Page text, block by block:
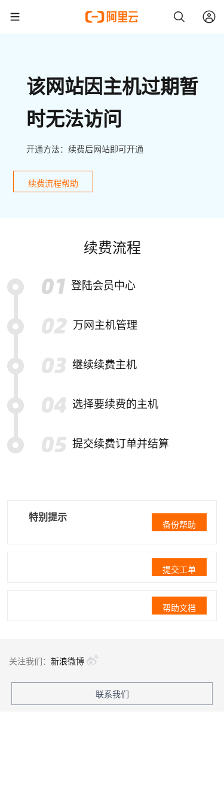
该网站因主机过期暂
时无法访问
开通方法：续费后网站即可开通
续费流程帮助
续费流程
登陆会员中心
万网主机管理
继续续费主机
选择要续费的主机
提交续费订单并结算
特别提示
备份帮助
提交工单
帮助文档